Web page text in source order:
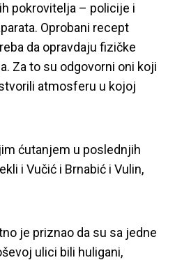
pokrovitelja – policije i
Oprobani recept
da opravdaju fizičke
Za to su odgovorni oni koji
atmosferu u kojoj
ćutanjem u poslednjih
i Vučić i Brnabić i Vulin,
je priznao da su sa jedne
ulici bili huligani,